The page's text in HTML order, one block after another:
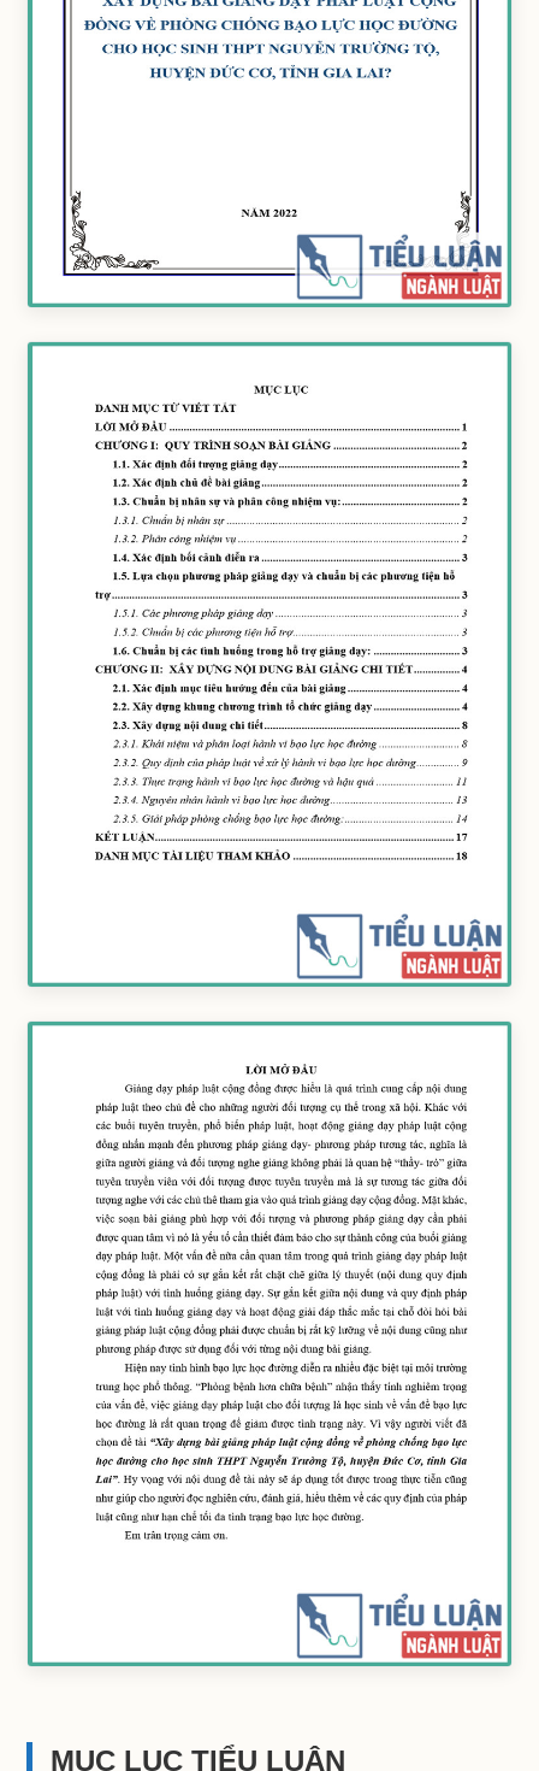
MỤC LỤC TIỂU LUẬN